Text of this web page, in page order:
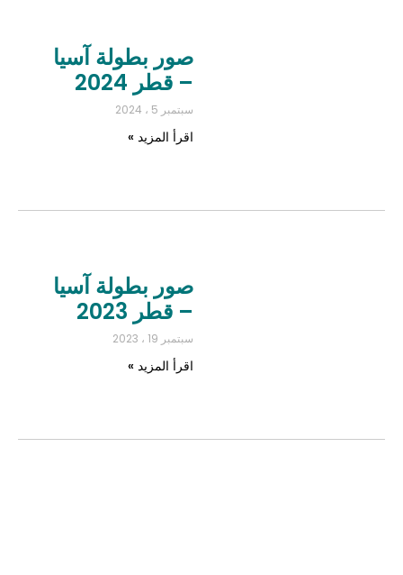
صور بطولة آسيا
– قطر 2024
سبتمبر 5 ، 2024
اقرأ المزيد »
صور بطولة آسيا
– قطر 2023
سبتمبر 19 ، 2023
اقرأ المزيد »